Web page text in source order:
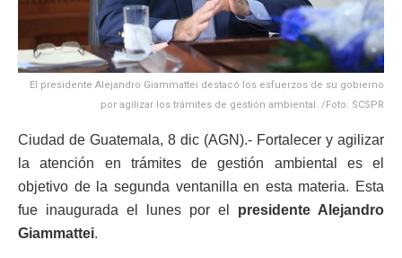
El presidente Alejandro Giammattei destacó los esfuerzos de su gobierno
por agilizar los trámites de gestión ambiental. /Foto: SCSPR
Ciudad de Guatemala, 8 dic (AGN).- Fortalecer y agilizar
la atención en trámites de gestión ambiental es el
objetivo de la segunda ventanilla en esta materia. Esta
fue inaugurada el lunes por el presidente Alejandro
Giammattei.